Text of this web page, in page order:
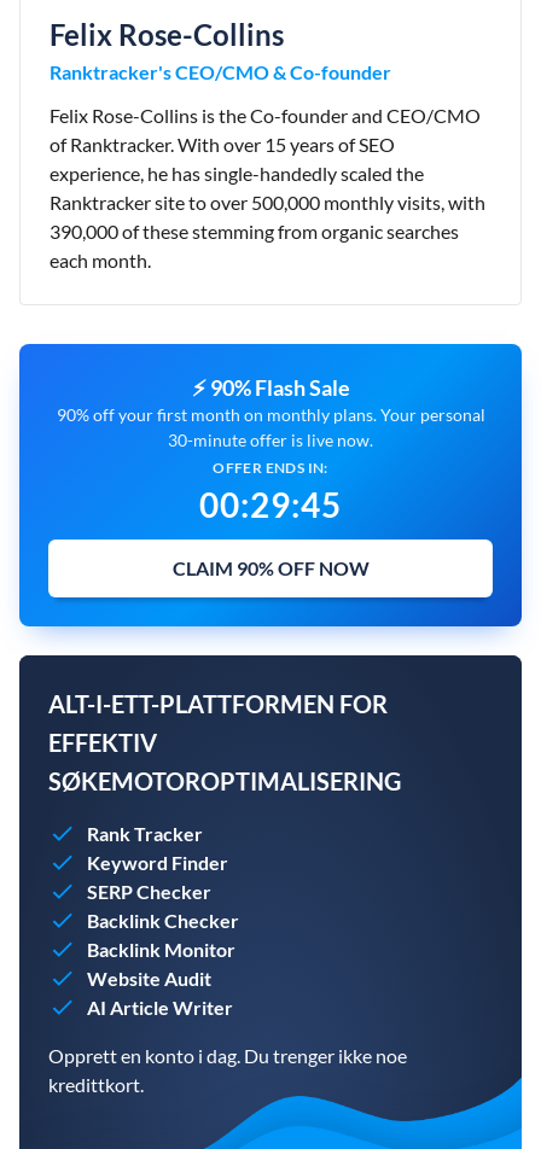
Felix Rose-Collins
Ranktracker's CEO/CMO & Co-founder
Felix Rose-Collins is the Co-founder and CEO/CMO
of Ranktracker. With over 15 years of SEO
experience, he has single-handedly scaled the
Ranktracker site to over 500,000 monthly visits, with
390,000 of these stemming from organic searches
each month.
⚡ 90% Flash Sale
90% off your first month on monthly plans. Your personal
30-minute offer is live now.
OFFER ENDS IN:
00:29:44
CLAIM 90% OFF NOW
ALT-I-ETT-PLATTFORMEN FOR
EFFEKTIV
SØKEMOTOROPTIMALISERING
Rank Tracker
Keyword Finder
SERP Checker
Backlink Checker
Backlink Monitor
Website Audit
AI Article Writer
Opprett en konto i dag. Du trenger ikke noe
kredittkort.